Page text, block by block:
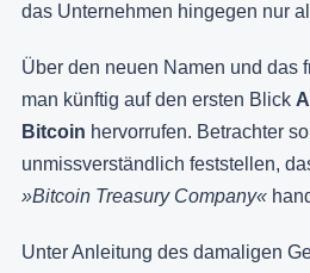
das Unternehmen hingegen nur
Über den neuen Namen und das
man künftig auf den ersten Blick
Bitcoin hervorrufen. Betrachter
unmissverständlich feststellen,
»Bitcoin Treasury Company«
Unter Anleitung des damaligen